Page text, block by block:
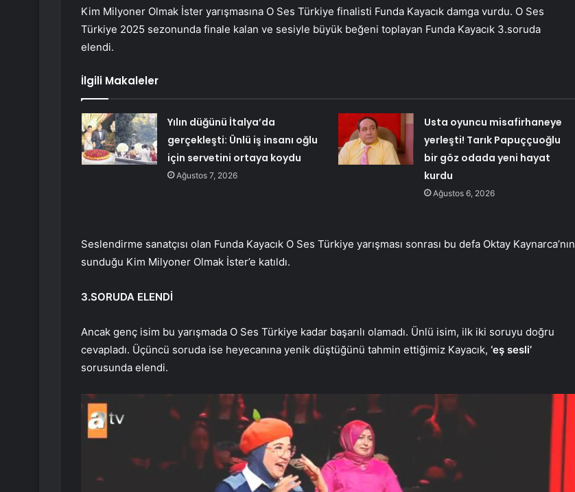
Kim Milyoner Olmak İster yarışmasına O Ses Türkiye finalisti Funda Kayacık damga vurdu. O Ses
Türkiye 2025 sezonunda finale kalan ve sesiyle büyük beğeni toplayan Funda Kayacık 3.soruda
elendi.
İlgili Makaleler
Yılın düğünü İtalya’da
gerçekleşti: Ünlü iş insanı oğlu
için servetini ortaya koydu
Ağustos 7, 2026
Usta oyuncu misafirhaneye
yerleşti! Tarık Papuççuoğlu
bir göz odada yeni hayat
kurdu
Ağustos 6, 2026
Seslendirme sanatçısı olan Funda Kayacık O Ses Türkiye yarışması sonrası bu defa Oktay Kaynarca’nın
sunduğu Kim Milyoner Olmak İster’e katıldı.
3.SORUDA ELENDİ
Ancak genç isim bu yarışmada O Ses Türkiye kadar başarılı olamadı. Ünlü isim, ilk iki soruyu doğru
cevapladı. Üçüncü soruda ise heyecanına yenik düştüğünü tahmin ettiğimiz Kayacık, ‘eş sesli’
sorusunda elendi.